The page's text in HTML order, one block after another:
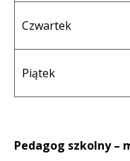
Czwartek
Piątek
Pedagog szkolny –